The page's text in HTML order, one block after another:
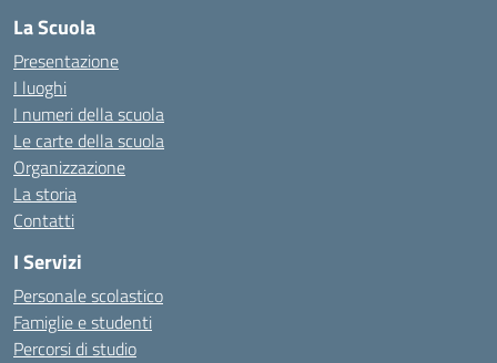
La Scuola
Presentazione
I luoghi
I numeri della scuola
Le carte della scuola
Organizzazione
La storia
Contatti
I Servizi
Personale scolastico
Famiglie e studenti
Percorsi di studio